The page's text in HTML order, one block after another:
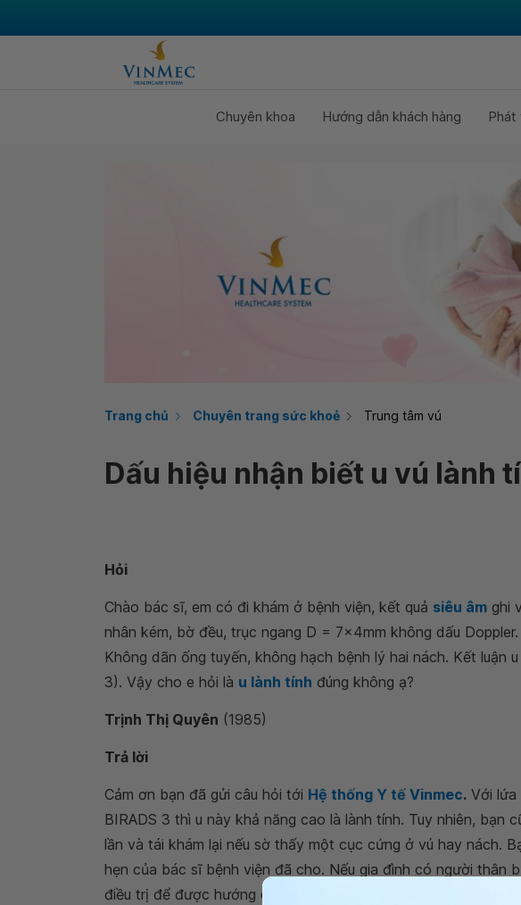
Chuyên khoa Hướng dẫn khách hàng
Trang chủ Chuyên trang sức khoẻ Trung tâm vú
Dấu hiệu nhận biết u vú lành
Hỏi
Chào bác sĩ, em có đi khám ở bệnh viện, kết quả siêu âm ghi
nhân kém, bờ đều, trục ngang D = 7x4mm không dấu
Không dãn ống tuyến, không hạch bệnh lý hai nách. Kết luận
3). Vậy cho e hỏi là u lành tính đúng không ạ?
Trịnh Thị Quyên (1985)
Trả lời
Cảm ơn bạn đã gửi câu hỏi tới Hệ thống Y tế Vinmec. Với lứa
BIRADS 3 thì u này khả năng cao là lành tính. Tuy nhiên, bạn
lần và tái khám lại nếu sờ thấy một cục cứng ở vú hay nách.
hẹn của bác sĩ bệnh viện đã cho. Nếu gia đình có người thân
điều trị để được hướng dẫn kỹ hơn.